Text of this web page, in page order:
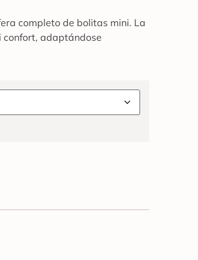
completo de bolitas mini. La
confort, adaptándose